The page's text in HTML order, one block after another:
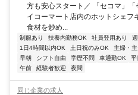
方も安心スタート／ 「セコマ」
イコーマート店内のホットシェフ
食材を炒め...
制服あり 扶養内勤務OK 社員登用あり
1日4時間以内OK
土日祝のみOK 主婦・
早朝
シフト自由 学歴不問 車通勤OK 平
午前
経験者歓迎 夜間
同じ企業の求人